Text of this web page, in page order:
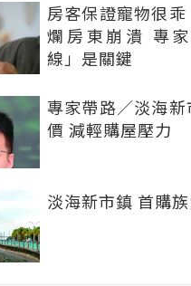
房客保證寵物很
爛房東崩潰 專
線」是關鍵
專家帶路／淡海
價 減輕購屋壓力
淡海新市鎮 首購